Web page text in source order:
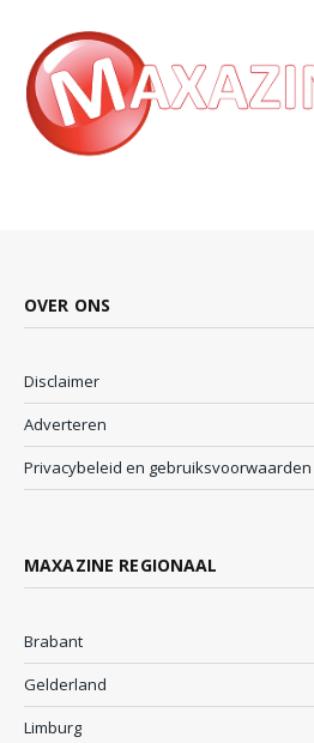
OVER ONS
Disclaimer
Adverteren
Privacybeleid en gebruiksvoorwaarden
MAXAZINE REGIONAAL
Brabant
Gelderland
Limburg